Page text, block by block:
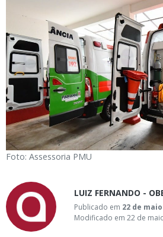
Foto: Assessoria PMU
LUIZ FERNANDO -
Publicado em 22 de
Modificado em 22 de